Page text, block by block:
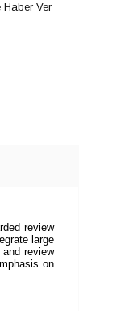
Haber Ver
review
large
review
on